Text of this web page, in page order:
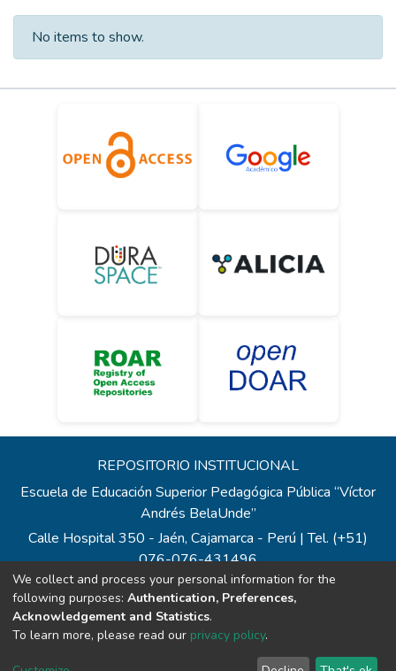
No items to show.
REPOSITORIO INSTITUCIONAL
Escuela de Educación Superior Pedagógica Pública “Víctor
Andrés BelaUnde”
Calle Hospital 350 - Jaén, Cajamarca - Perú | Tel. (+51)
076-076-431496
Todos los contenidos de repositorio.eesppvab.edu.pe están
bajo la Licencia Creative Commons
Correo:repositorio@eesppvab.edu.pe
We collect and process your personal information for the
following purposes: Authentication, Preferences,
Acknowledgement and Statistics.
To learn more, please read our privacy policy.